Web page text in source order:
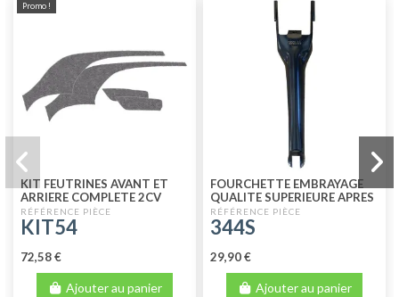
Promo !
KIT FEUTRINES AVANT ET
ARRIERE COMPLETE 2CV
AVANT 1970
KIT54
72,58 €
Ajouter au panier
FOURCHETTE EMBRAYAGE
QUALITE SUPERIEURE APRES
1970
344S
29,90 €
Ajouter au panier